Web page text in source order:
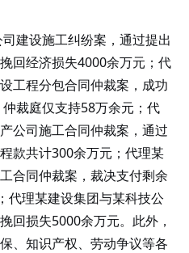
建设施工纠纷案，通过提出
回经济损失4000余万元；代
工程分包合同仲裁案，成功
裁庭仅支持58万余元；代
公司施工合同仲裁案，通过
款共计300余万元；代理某
合同仲裁案，裁决支付剩余
代理某建设集团与某科技公
回损失5000余万元。此外，
、知识产权、劳动争议等各